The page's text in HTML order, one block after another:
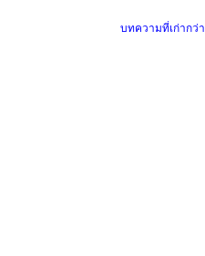
บทความที่เก่ากว่า